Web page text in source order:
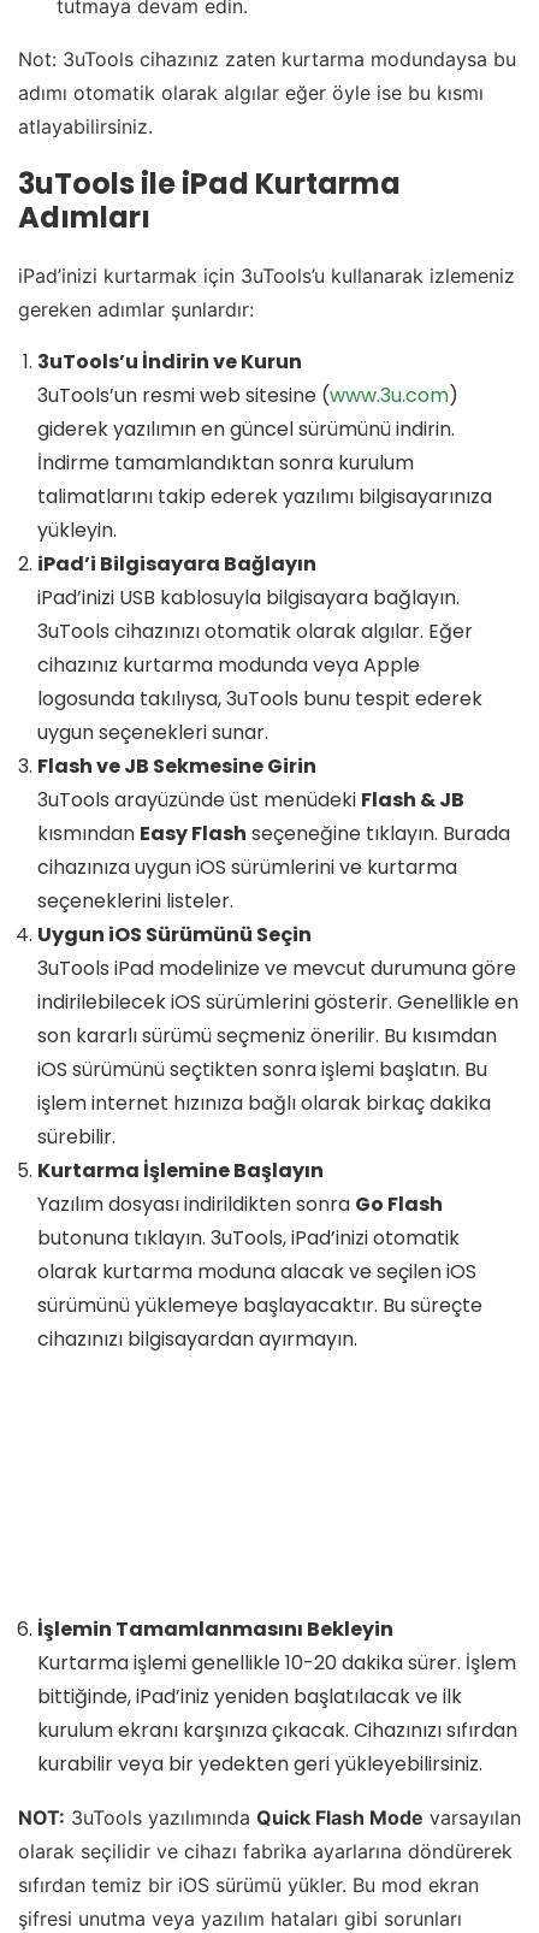
tutmaya devam edin.
Not: 3uTools cihazınız zaten kurtarma modundaysa bu
adımı otomatik olarak algılar eğer öyle ise bu kısmı
atlayabilirsiniz.
3uTools ile iPad Kurtarma
Adımları
iPad’inizi kurtarmak için 3uTools’u kullanarak izlemeniz
gereken adımlar şunlardır:
3uTools’u İndirin ve Kurun
3uTools’un resmi web sitesine (www.3u.com)
giderek yazılımın en güncel sürümünü indirin.
İndirme tamamlandıktan sonra kurulum
talimatlarını takip ederek yazılımı bilgisayarınıza
yükleyin.
iPad’i Bilgisayara Bağlayın
iPad’inizi USB kablosuyla bilgisayara bağlayın.
3uTools cihazınızı otomatik olarak algılar. Eğer
cihazınız kurtarma modunda veya Apple
logosunda takılıysa, 3uTools bunu tespit ederek
uygun seçenekleri sunar.
Flash ve JB Sekmesine Girin
3uTools arayüzünde üst menüdeki Flash & JB
kısmından Easy Flash seçeneğine tıklayın. Burada
cihazınıza uygun iOS sürümlerini ve kurtarma
seçeneklerini listeler.
Uygun iOS Sürümünü Seçin
3uTools iPad modelinize ve mevcut durumuna göre
indirilebilecek iOS sürümlerini gösterir. Genellikle en
son kararlı sürümü seçmeniz önerilir. Bu kısımdan
iOS sürümünü seçtikten sonra işlemi başlatın. Bu
işlem internet hızınıza bağlı olarak birkaç dakika
sürebilir.
Kurtarma İşlemine Başlayın
Yazılım dosyası indirildikten sonra Go Flash
butonuna tıklayın. 3uTools, iPad’inizi otomatik
olarak kurtarma moduna alacak ve seçilen iOS
sürümünü yüklemeye başlayacaktır. Bu süreçte
cihazınızı bilgisayardan ayırmayın.
İşlemin Tamamlanmasını Bekleyin
Kurtarma işlemi genellikle 10-20 dakika sürer. İşlem
bittiğinde, iPad’iniz yeniden başlatılacak ve ilk
kurulum ekranı karşınıza çıkacak. Cihazınızı sıfırdan
kurabilir veya bir yedekten geri yükleyebilirsiniz.
NOT: 3uTools yazılımında Quick Flash Mode varsayılan
olarak seçilidir ve cihazı fabrika ayarlarına döndürerek
sıfırdan temiz bir iOS sürümü yükler. Bu mod ekran
şifresi unutma veya yazılım hataları gibi sorunları